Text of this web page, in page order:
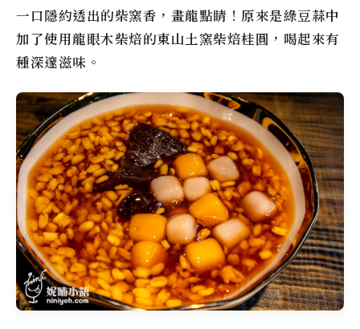
一口隱約透出的柴窯香，畫龍點睛！原來是綠豆蒜中
加了使用龍眼木柴焙的東山土窯柴焙桂圓，喝起來有
種深邃滋味。